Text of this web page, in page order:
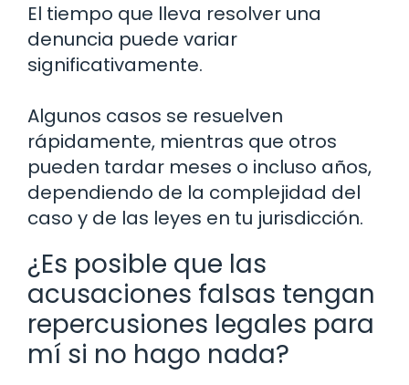
El tiempo que lleva resolver una
denuncia puede variar
significativamente.
Algunos casos se resuelven
rápidamente, mientras que otros
pueden tardar meses o incluso años,
dependiendo de la complejidad del
caso y de las leyes en tu jurisdicción.
¿Es posible que las
acusaciones falsas tengan
repercusiones legales para
mí si no hago nada?